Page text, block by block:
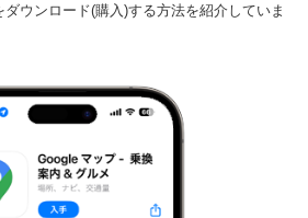
ウンロード(購入)する方法を紹介していま